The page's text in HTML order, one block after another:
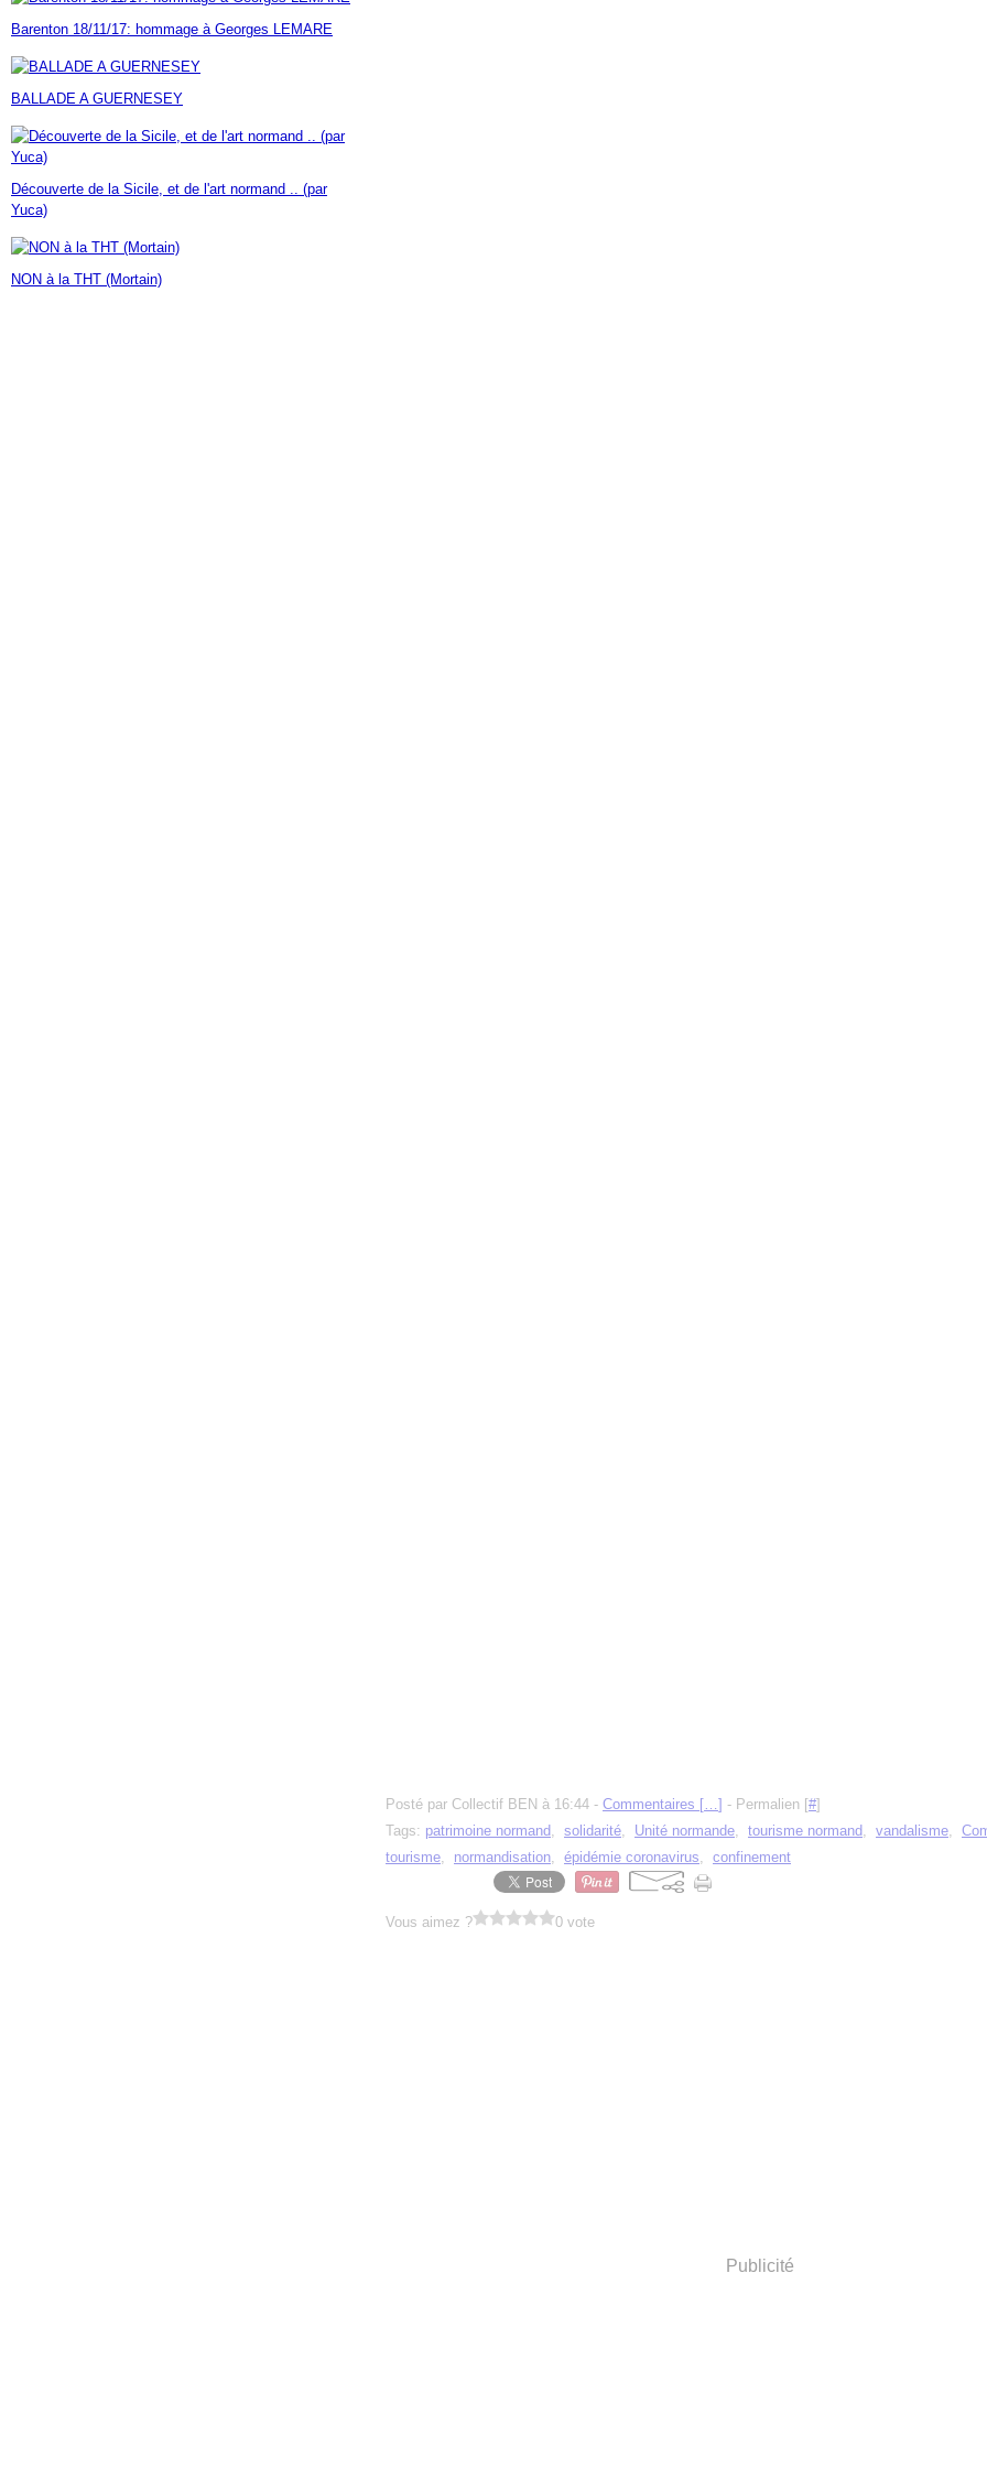
Janvier(7)
Février(9)
Janvier(18)
Mars(60)
Février(24)
Janvier(23)
Avril(14)
Mars (17)
Février(46)
Janvier (35)
Barenton 18/11/17: hommage à Georges LEMARE
BALLADE A GUERNESEY
Découverte de la Sicile, et de l'art normand .. (par
Yuca)
NON à la THT (Mortain)
Posté par Collectif BEN à 16:44 - Commentaires […] - Permalien [#]
Tags: patrimoine normand, solidarité, Unité normande, tourisme normand, vandalisme,
tourisme, normandisation, épidémie coronavirus, confinement
Vous aimez ? 0 vote
Publicité